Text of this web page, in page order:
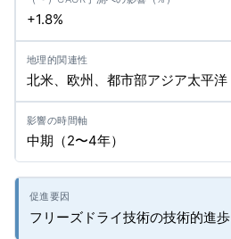
+1.8%
北米、欧州、都市部アジア太平洋
中期（2〜4年）
フリーズドライ技術の技術的進歩